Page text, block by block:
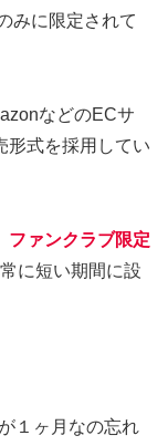
みに限定されて
などのECサ
形式を採用してい
ファンクラブ限定
に短い期間に設
１ヶ月なの忘れ